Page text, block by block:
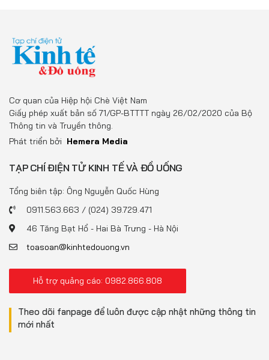
Thị trường
Doanh nghiệp – Doanh nhân
Đồ uống
Pháp luật
Multimedia
Cơ quan của Hiệp hội Chè Việt Nam
Giấy phép xuất bản số 71/GP-BTTTT ngày 26/02/2020 của Bộ
Thông tin và Truyền thông.
Phát triển bởi Hemera Media
TẠP CHÍ ĐIỆN TỬ KINH TẾ VÀ ĐỒ UỐNG
Tổng biên tập: Ông Nguyễn Quốc Hùng
0911.563.663 / (024) 39.729.471
46 Tăng Bạt Hổ - Hai Bà Trưng - Hà Nội
toasoan@kinhtedouong.vn
Hỗ trợ quảng cáo: 0982.866.808
Theo dõi fanpage để luôn được cập nhật những thông tin
mới nhất